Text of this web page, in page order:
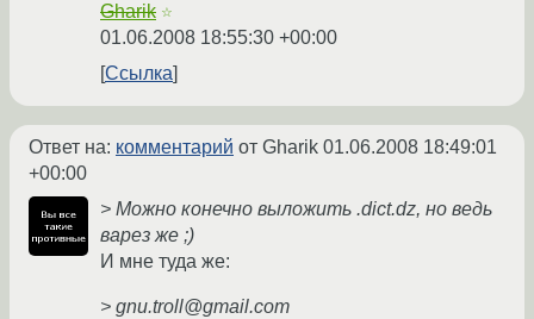
Gharik ☆
01.06.2008 18:55:30 +00:00
Ссылка
Ответ на: комментарий от Gharik 01.06.2008 18:49:01
+00:00
> Можно конечно выложить .dict.dz, но ведь
варез же ;)
И мне туда же:
> gnu.troll@gmail.com